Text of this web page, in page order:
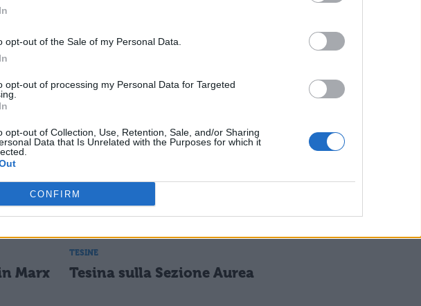
opt-out of the Sale of my Personal Data.
opt-out of processing my Personal Data for Targeted
opt-out of Collection, Use, Retention, Sale, and/or Sharing
Data that Is Unrelated with the Purposes for which it
CONFIRM
Tesina sulla Relatività
Tesina sull'impresa
Marx
TESINE
Tesina sulla Sezione Aurea